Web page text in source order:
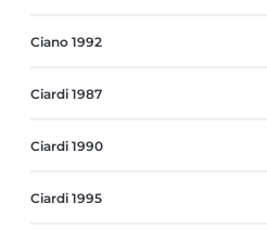
Ciano 1992
Ciardi 1987
Ciardi 1990
Ciardi 1995